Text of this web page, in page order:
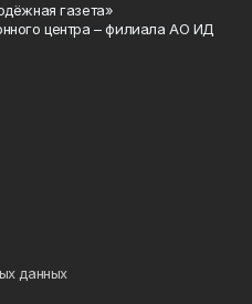
газета»
центра – филиала АО ИД
данных